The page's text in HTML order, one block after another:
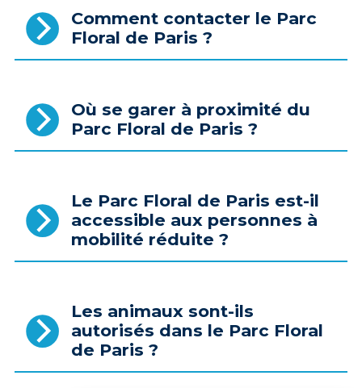
Comment contacter le Parc
Floral de Paris ?
Où se garer à proximité du
Parc Floral de Paris ?
Le Parc Floral de Paris est-il
accessible aux personnes à
mobilité réduite ?
Les animaux sont-ils
autorisés dans le Parc Floral
de Paris ?